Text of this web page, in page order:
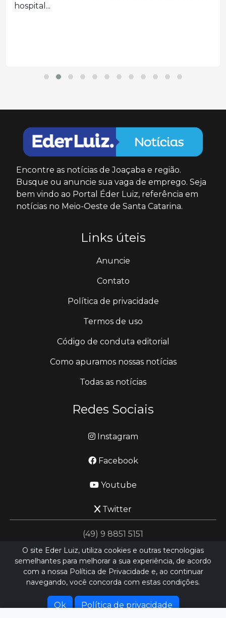
hospital...
Encontre as notícias de Joaçaba e região.
Busque ou anuncie sua vaga de emprego. Seja
bem vindo ao Portal Éder Luiz, referência em
notícias no Meio-Oeste de Santa Catarina.
Links úteis
Anuncie
Contato
Política de privacidade
Termos de uso
Código de conduta editorial
Como apuramos nossas notícias
Todas as notícias
Redes Sociais
Instagram
Facebook
Youtube
Twitter
(49) 9 8851 5151
jornalismo@ederluiz.com.vc
Hospedado porHEXIO CLOUD
O site Eder Luiz, utiliza cookies e outras tecnologias
semelhantes para melhorar a sua experiência, de acordo
com a nossa Política de Privacidade e, ao continuar
navegando, você concorda com estas condições.
Ok Política de privacidade